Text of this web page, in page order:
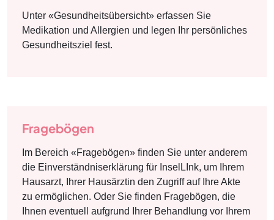
Unter «Gesundheitsübersicht» erfassen Sie
Medikation und Allergien und legen Ihr persönliches
Gesundheitsziel fest.
Fragebögen
Im Bereich «Fragebögen» finden Sie unter anderem
die Einverständniserklärung für InselLInk, um Ihrem
Hausarzt, Ihrer Hausärztin den Zugriff auf Ihre Akte
zu ermöglichen. Oder Sie finden Fragebögen, die
Ihnen eventuell aufgrund Ihrer Behandlung vor Ihrem